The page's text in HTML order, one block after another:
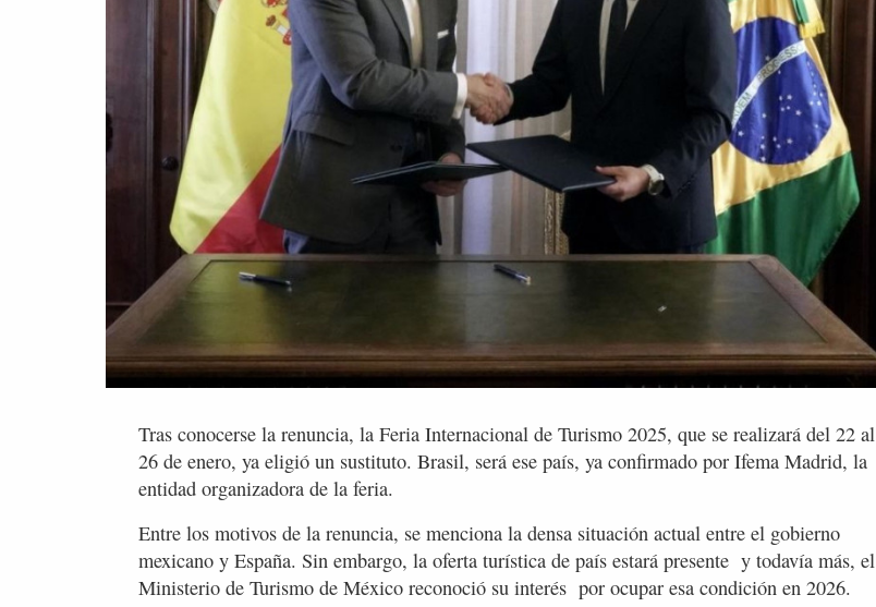
Tras conocerse la renuncia, la Feria Internacional de Turismo 2025, que se realizará del 22 al
26 de enero, ya eligió un sustituto. Brasil, será ese país, ya confirmado por Ifema Madrid, la
entidad organizadora de la feria.
Entre los motivos de la renuncia, se menciona la densa situación actual entre el gobierno
mexicano y España. Sin embargo, la oferta turística de país estará presente y todavía más, el
Ministerio de Turismo de México reconoció su interés por ocupar esa condición en 2026.